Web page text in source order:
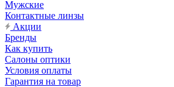
Мужские
Контактные линзы
Акции
Бренды
Как купить
Салоны оптики
Условия оплаты
Гарантия на товар